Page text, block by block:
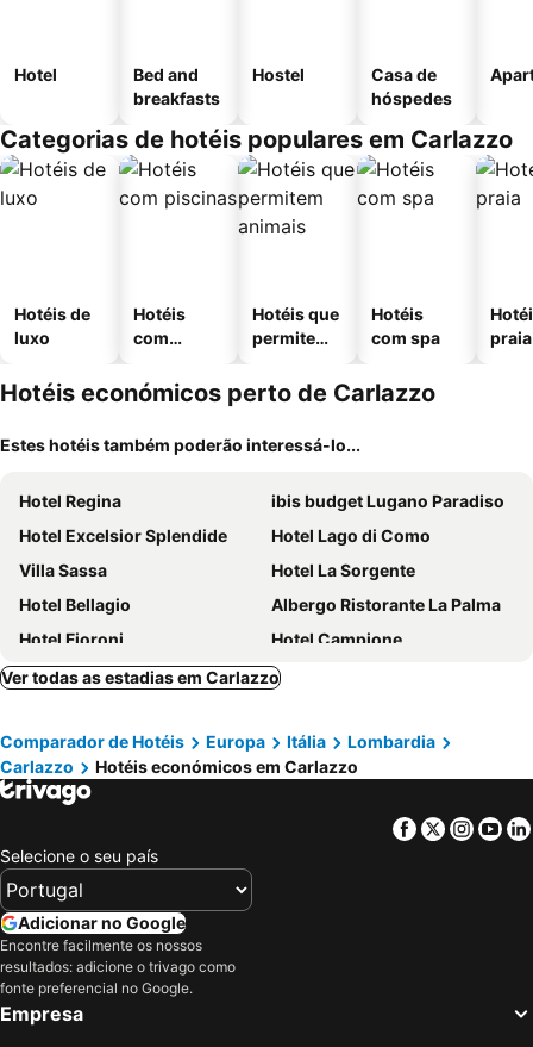
Hotel
Bed and
breakfasts
Hostel
Casa de
hóspedes
Categorias de hotéis populares em Carlazzo
Hotéis de
luxo
Hotéis
com
Hotéis que
permitem
Hotéis
com spa
praia
Hotéis económicos perto de Carlazzo
Estes hotéis também poderão interessá-lo...
Hotel Regina
ibis budget Lugano Paradiso
Hotel Excelsior Splendide
Hotel Lago di Como
Villa Sassa
Hotel La Sorgente
Hotel Bellagio
Albergo Ristorante La Palma
Hotel Fioroni
Hotel Campione
Park Hotel Principe
Hotel Garni Corona
Hotel Il Perlo
Grand Hotel Tremezzo
Hotel Corte Santa Libera
Hotel Olivedo
Continental Parkhotel
Crotto Di Gittana
Hotel Royal Victoria
Hotel Funicolare
Hotel La Peonía
Villa San Fedele
Grand Hotel Campione
Colorado Hotel
Ver todas as estadias em Carlazzo
Comparador de Hotéis Europa Itália
Lombardia
Carlazzo
Hotéis económicos em Carlazzo
Facebook
Twitter
Selecione o seu país
Adicionar no Google
Encontre facilmente os nossos
resultados: adicione o trivago como
fonte preferencial no Google.
Empresa